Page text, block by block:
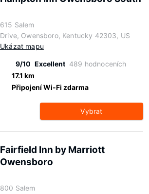
615 Salem
Drive, Owensboro, Kentucky 42303, US
Ukázat mapu
9/10 Excellent 489 hodnoceních
17.1 km
Připojení Wi-Fi zdarma
Vybrat
Fairfield Inn by Marriott
Owensboro
800 Salem